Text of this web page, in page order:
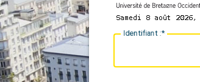
Identifiant :